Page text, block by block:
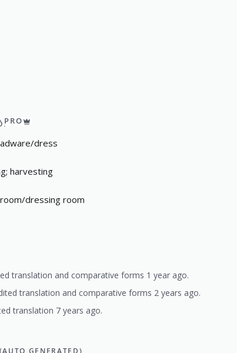
PRO
dress
harvesting
dressing room
translation and comparative forms 1 year ago.
translation and comparative forms 2 years ago.
translation 7 years ago.
GENERATED)